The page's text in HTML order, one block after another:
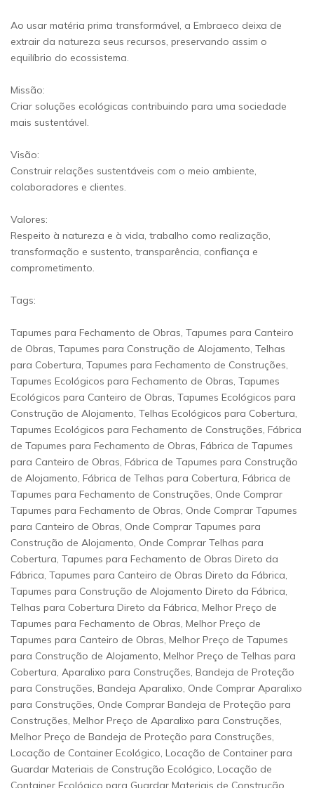
Ao usar matéria prima transformável, a Embraeco deixa de
extrair da natureza seus recursos, preservando assim o
equilíbrio do ecossistema.
Missão:
Criar soluções ecológicas contribuindo para uma sociedade
mais sustentável.
Visão:
Construir relações sustentáveis com o meio ambiente,
colaboradores e clientes.
Valores:
Respeito à natureza e à vida, trabalho como realização,
transformação e sustento, transparência, confiança e
comprometimento.
Tags:
Tapumes para Fechamento de Obras, Tapumes para Canteiro
de Obras, Tapumes para Construção de Alojamento, Telhas
para Cobertura, Tapumes para Fechamento de Construções,
Tapumes Ecológicos para Fechamento de Obras, Tapumes
Ecológicos para Canteiro de Obras, Tapumes Ecológicos para
Construção de Alojamento, Telhas Ecológicos para Cobertura,
Tapumes Ecológicos para Fechamento de Construções, Fábrica
de Tapumes para Fechamento de Obras, Fábrica de Tapumes
para Canteiro de Obras, Fábrica de Tapumes para Construção
de Alojamento, Fábrica de Telhas para Cobertura, Fábrica de
Tapumes para Fechamento de Construções, Onde Comprar
Tapumes para Fechamento de Obras, Onde Comprar Tapumes
para Canteiro de Obras, Onde Comprar Tapumes para
Construção de Alojamento, Onde Comprar Telhas para
Cobertura, Tapumes para Fechamento de Obras Direto da
Fábrica, Tapumes para Canteiro de Obras Direto da Fábrica,
Tapumes para Construção de Alojamento Direto da Fábrica,
Telhas para Cobertura Direto da Fábrica, Melhor Preço de
Tapumes para Fechamento de Obras, Melhor Preço de
Tapumes para Canteiro de Obras, Melhor Preço de Tapumes
para Construção de Alojamento, Melhor Preço de Telhas para
Cobertura, Aparalixo para Construções, Bandeja de Proteção
para Construções, Bandeja Aparalixo, Onde Comprar Aparalixo
para Construções, Onde Comprar Bandeja de Proteção para
Construções, Melhor Preço de Aparalixo para Construções,
Melhor Preço de Bandeja de Proteção para Construções,
Locação de Container Ecológico, Locação de Container para
Guardar Materiais de Construção Ecológico, Locação de
Container Ecológico para Guardar Materiais de Construção,